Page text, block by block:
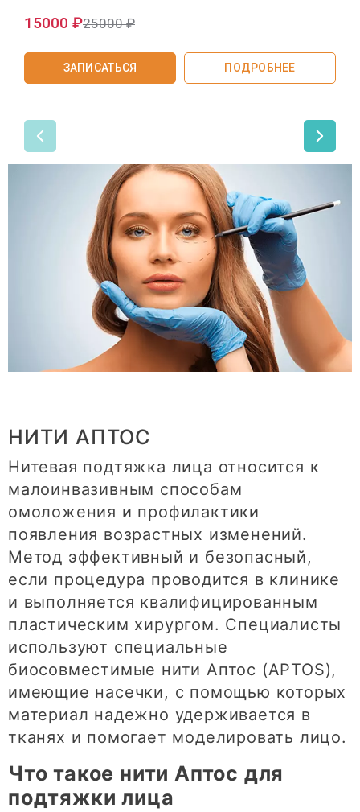
НИТИ АПТОС
Нитевая подтяжка лица относится к
малоинвазивным способам
омоложения и профилактики
появления возрастных изменений.
Метод эффективный и безопасный,
если процедура проводится в клинике
и выполняется квалифицированным
пластическим хирургом. Специалисты
используют специальные
биосовместимые нити Аптос (APTOS),
имеющие насечки, с помощью которых
материал надежно удерживается в
тканях и помогает моделировать лицо.
Что такое нити Аптос для
подтяжки лица
15000 ₽25000 ₽
ЗАПИСАТЬСЯ ПОДРОБНЕЕ
SMAS-лифтинг лица